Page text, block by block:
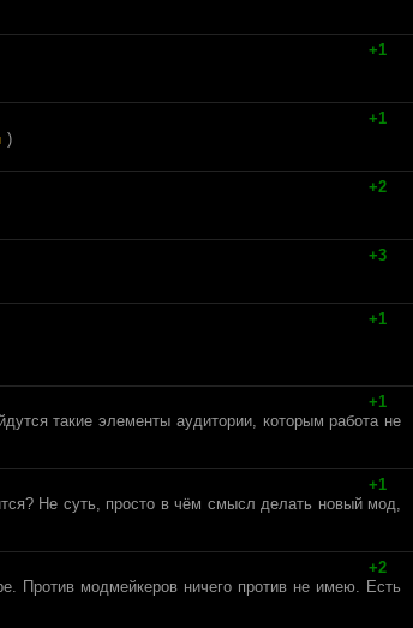
+1
+1
)
+2
+3
+1
+1
такие элементы аудитории, которым работа не
+1
Не суть, просто в чём смысл делать новый мод,
+2
Против модмейкеров ничего против не имею. Есть